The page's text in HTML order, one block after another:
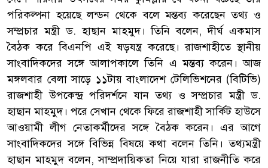
পরিকল্পনা হয়েছে লন্ডন থেকে বলে মন্তব্য করেছেন তথ্য ও
সম্প্রচার মন্ত্রী ড. হাছান মাহমুদ। তিনি বলেন, দীর্ঘ একমাস
বৈঠক করে বিএনপি এই ষড়যন্ত্র করেছে। রাজশাহীতে স্থানীয়
সাংবাদিকদের সঙ্গে আলাপকালে তিনি এ মন্তব্য করেন। আজ
মঙ্গলবার বেলা সাড়ে ১১টায় বাংলাদেশ টেলিভিশনের (বিটিভি)
রাজশাহী উপকেন্দ্র পরিদর্শনে যান তথ্য ও সম্প্রচার মন্ত্রী ড.
হাছান মাহমুদ। পরে সেখান থেকে ফিরে রাজশাহী সার্কিট হাউসে
আওয়ামী লীগ নেতাকর্মীদের সঙ্গে বৈঠক করেন। এর আগে
সাংবাদিকদের সঙ্গে বিভিন্ন বিষয়ে কথা বলেন তিনি। তথ্যমন্ত্রী
হাছান মাহমুদ বলেন, সাম্প্রদায়িকতা নিয়ে যারা রাজনীতি করে